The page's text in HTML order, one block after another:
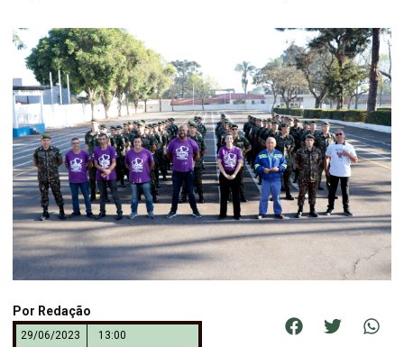
Por Redação
29/06/2023 13:00